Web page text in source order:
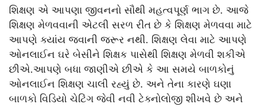
શિક્ષણ એ આપણા જીવનનો સૌથી મહત્વપૂર્ણ ભાગ છે. આજે
શિક્ષણ મેળવવાની એટલી સરળ રીત છે કે શિક્ષણ મેળવવા માટે
આપણે ક્યાંય જવાની જરૂર નથી. શિક્ષણ લેવા માટે આપણે
ઓનલાઈન ઘરે બેસીને શિક્ષક પાસેથી શિક્ષણ મેળવી શકીએ
છીએ.આપણે બધા જાણીએ છીએ કે આ સમયે બાળકોનું
ઓનલાઈન શિક્ષણ ચાલી રહ્યું છે. અને તેના કારણે ઘણા
બાળકો વિડિયો ચેટિંગ જેવી નવી ટેક્નોલોજી શીખવે છે અને